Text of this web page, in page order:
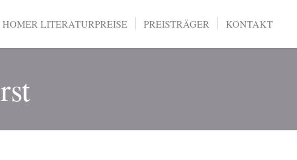
HOMER LITERATURPREISE PREISTRÄGER KONTAKT